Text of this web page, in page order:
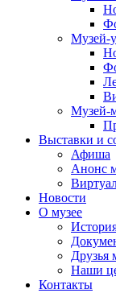
Музей-
Музей-
Выставки и
Афиша
Анонс
Новости
О музее
Друзья
Наши
Контакты